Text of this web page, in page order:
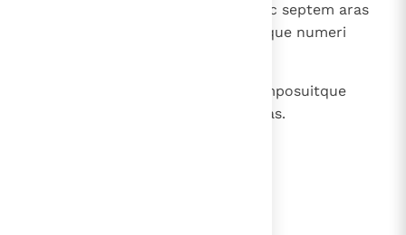
dixit ei Balaam: " Aedifica mihi hic septem aras
et para totidem vitulos eiusdemque numeri
Fecit Balac, ut Balaam dixerat, imposuitque
vitulos et arietes per singulas aras.